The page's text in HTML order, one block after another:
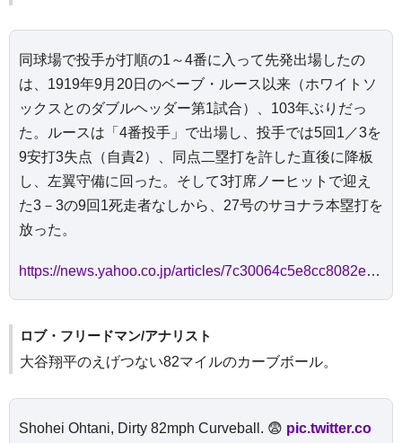
同球場で投手が打順の1～4番に入って先発出場したの
は、1919年9月20日のベーブ・ルース以来（ホワイトソ
ックスとのダブルヘッダー第1試合）、103年ぶりだっ
た。ルースは「4番投手」で出場し、投手では5回1／3を
9安打3失点（自責2）、同点二塁打を許した直後に降板
し、左翼守備に回った。そして3打席ノーヒットで迎え
た3－3の9回1死走者なしから、27号のサヨナラ本塁打を
放った。
https://news.yahoo.co.jp/articles/7c30064c5e8cc8082e80f5c36532857c32cf1dc9
ロブ・フリードマン/アナリスト
大谷翔平のえげつない82マイルのカーブボール。
Shohei Ohtani, Dirty 82mph Curveball. 😨 pic.twitter.co